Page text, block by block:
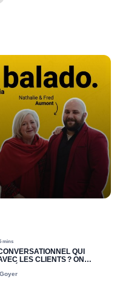
mins
QUI
LES CLIENTS ? ON
VÉRITABLES HUMAINS QUI
HUMAINS